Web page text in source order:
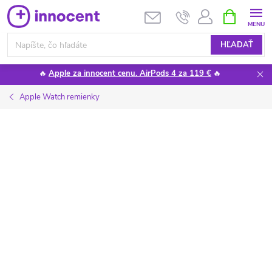
Prejsť
na
obsah
HĽADAŤ
KOŠÍK
🔥 Apple za innocent cenu. AirPods 4 za 119 € 🔥
Apple Watch remienky